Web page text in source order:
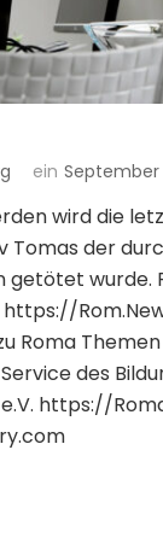
ein September
wird die
Tomas der
getötet wurde.
https://
Roma
des
https://